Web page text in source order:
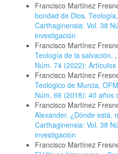
Francisco Martínez
bondad de Dios.
Carthaginensia: Vol. 38
investigación
Francisco Martínez
Teología de la salvación. ,
Núm. 74 (2022):
Francisco Martínez
Teológico de Murcia, OFM
Núm. 66 (2018): 40 años
Francisco Martínez
Alexander, ¿Dónde está,
Carthaginensia: Vol. 38
investigación
Francisco Martínez